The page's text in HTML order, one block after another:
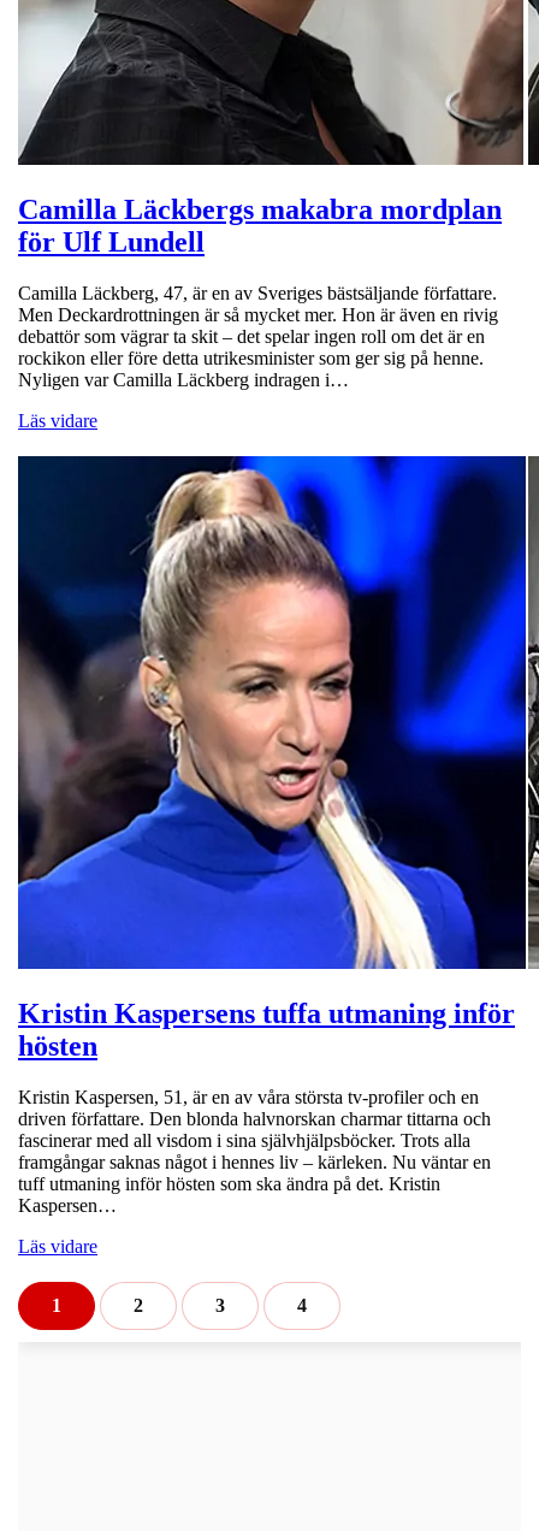
Camilla Läckbergs makabra mordplan
för Ulf Lundell
Camilla Läckberg, 47, är en av Sveriges bästsäljande författare.
Men Deckardrottningen är så mycket mer. Hon är även en rivig
debattör som vägrar ta skit – det spelar ingen roll om det är en
rockikon eller före detta utrikesminister som ger sig på henne.
Nyligen var Camilla Läckberg indragen i…
Läs vidare
Kristin Kaspersens tuffa utmaning inför
hösten
Kristin Kaspersen, 51, är en av våra största tv-profiler och en
driven författare. Den blonda halvnorskan charmar tittarna och
fascinerar med all visdom i sina självhjälpsböcker. Trots alla
framgångar saknas något i hennes liv – kärleken. Nu väntar en
tuff utmaning inför hösten som ska ändra på det. Kristin
Kaspersen…
Läs vidare
1 2 3 4